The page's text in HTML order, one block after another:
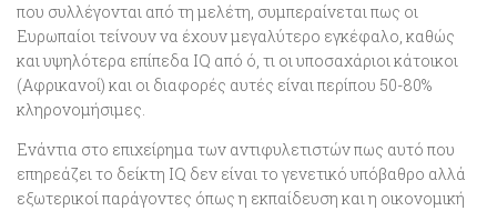
που συλλέγονται από τη μελέτη, συμπεραίνεται πως οι
Ευρωπαίοι τείνουν να έχουν μεγαλύτερο εγκέφαλο, καθώς
και υψηλότερα επίπεδα IQ από ό, τι οι υποσαχάριοι κάτοικοι
(Αφρικανοί) και οι διαφορές αυτές είναι περίπου 50-80%
κληρονομήσιμες.
Ενάντια στο επιχείρημα των αντιφυλετιστών πως αυτό που
επηρεάζει το δείκτη IQ δεν είναι το γενετικό υπόβαθρο αλλά
εξωτερικοί παράγοντες όπως η εκπαίδευση και η οικονομική